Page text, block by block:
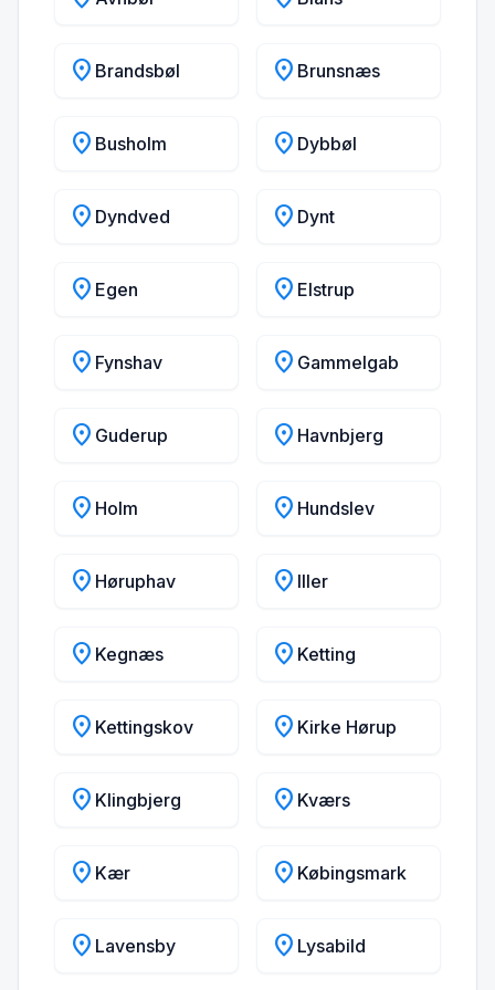
location_on Brandsbøl location_on Brunsnæs
location_on Busholm location_on Dybbøl
location_on Dyndved location_on Dynt
location_on Egen location_on Elstrup
location_on Fynshav location_on Gammelgab
location_on Guderup location_on Havnbjerg
location_on Holm location_on Hundslev
location_on Høruphav location_on Iller
location_on Kegnæs location_on Ketting
location_on Kettingskov location_on Kirke Hørup
location_on Klingbjerg location_on Kværs
location_on Kær location_on Købingsmark
location_on Lavensby location_on Lysabild